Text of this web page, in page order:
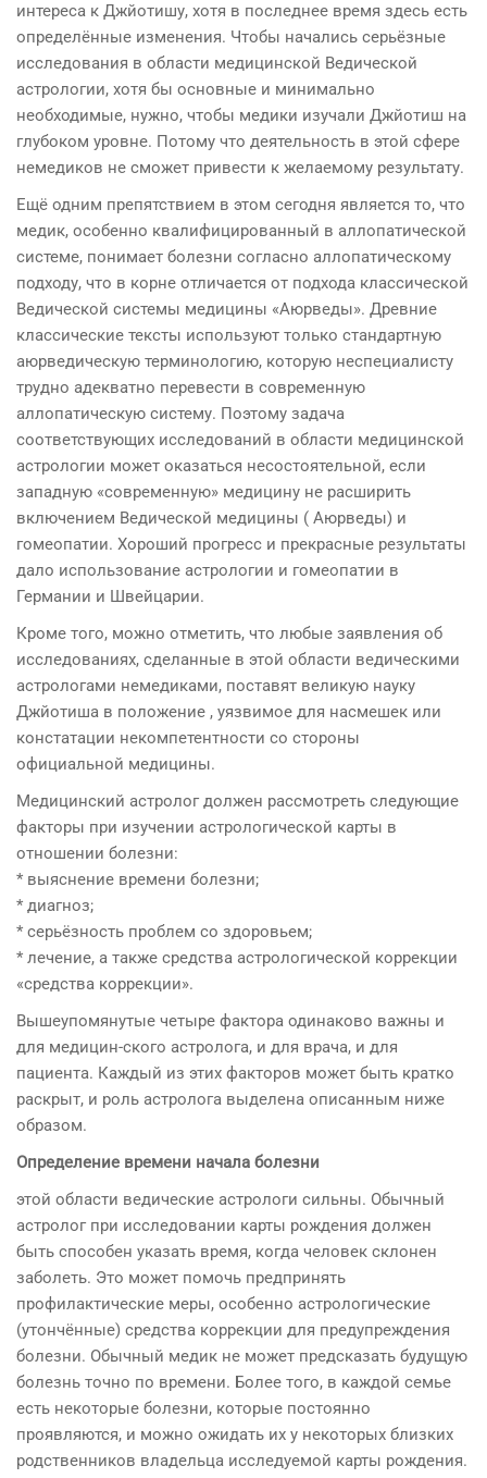
интереса к Джйотишу, хотя в последнее время здесь есть
определённые изменения. Чтобы начались серьёзные
исследования в области медицинской Ведической
астрологии, хотя бы основные и минимально
необходимые, нужно, чтобы медики изучали Джйотиш на
глубоком уровне. Потому что деятельность в этой сфере
немедиков не сможет привести к желаемому результату.
Ещё одним препятствием в этом сегодня является то, что
медик, особенно квалифицированный в аллопатической
системе, понимает болезни согласно аллопатическому
подходу, что в корне отличается от подхода классической
Ведической системы медицины «Аюрведы». Древние
классические тексты используют только стандартную
аюрведическую терминологию, которую неспециалисту
трудно адекватно перевести в современную
аллопатическую систему. Поэтому задача
соответствующих исследований в области медицинской
астрологии может оказаться несостоятельной, если
западную «современную» медицину не расширить
включением Ведической медицины ( Аюрведы) и
гомеопатии. Хороший прогресс и прекрасные результаты
дало использование астрологии и гомеопатии в
Германии и Швейцарии.
Кроме того, можно отметить, что любые заявления об
исследованиях, сделанные в этой области ведическими
астрологами немедиками, поставят великую науку
Джйотиша в положение , уязвимое для насмешек или
констатации некомпетентности со стороны
официальной медицины.
Медицинский астролог должен рассмотреть следующие
факторы при изучении астрологической карты в
отношении болезни:
* выяснение времени болезни;
* диагноз;
* серьёзность проблем со здоровьем;
* лечение, а также средства астрологической коррекции
«средства коррекции».
Вышеупомянутые четыре фактора одинаково важны и
для медицин-ского астролога, и для врача, и для
пациента. Каждый из этих факторов может быть кратко
раскрыт, и роль астролога выделена описанным ниже
образом.
Определение времени начала болезни
этой области ведические астрологи сильны. Обычный
астролог при исследовании карты рождения должен
быть способен указать время, когда человек склонен
заболеть. Это может помочь предпринять
профилактические меры, особенно астрологические
(утончённые) средства коррекции для предупреждения
болезни. Обычный медик не может предсказать будущую
болезнь точно по времени. Более того, в каждой семье
есть некоторые болезни, которые постоянно
проявляются, и можно ожидать их у некоторых близких
родственников владельца исследуемой карты рождения.